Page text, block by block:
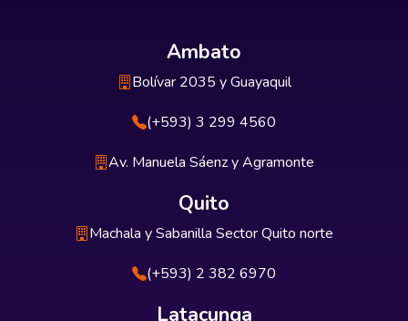
Ambato
Bolívar 2035 y Guayaquil
(+593) 3 299 4560
Av. Manuela Sáenz y Agramonte
Quito
Machala y Sabanilla Sector Quito norte
(+593) 2 382 6970
Latacunga